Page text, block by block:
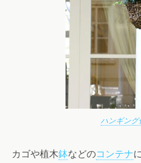
ハンギング
カゴや植木鉢などのコンテナ